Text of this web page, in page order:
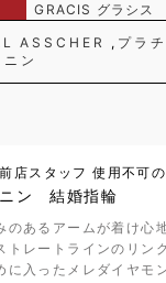
GRACIS グラシス
ASSCHER プラ
ン
店スタッフ 使用不可
ン 結婚指輪
のあるアームが着け心
トレートラインのリン
に入ったメレダイヤモ